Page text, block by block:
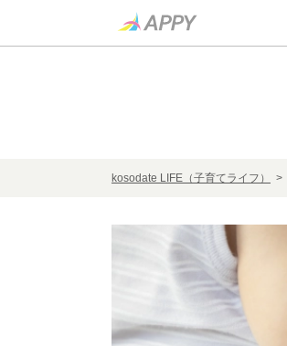
kosodate LIFE（子育てライフ） >